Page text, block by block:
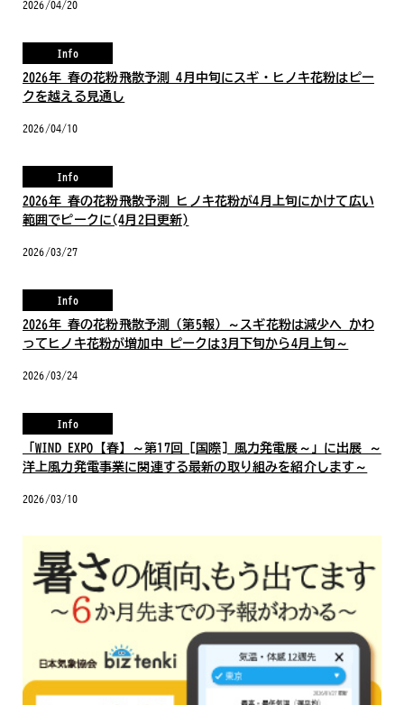
2026/04/20
Info
2026年 春の花粉飛散予測 4月中旬にスギ・ヒノキ花粉はピー
クを越える見通し
2026/04/10
Info
2026年 春の花粉飛散予測 ヒノキ花粉が4月上旬にかけて広い
範囲でピークに(4月2日更新)
2026/03/27
Info
2026年 春の花粉飛散予測（第5報）～スギ花粉は減少へ かわ
ってヒノキ花粉が増加中 ピークは3月下旬から4月上旬～
2026/03/24
Info
「WIND EXPO【春】～第17回 [国際] 風力発電展～」に出展 ～
洋上風力発電事業に関連する最新の取り組みを紹介します～
2026/03/10